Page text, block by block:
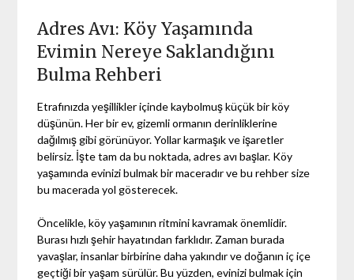
Adres Avı: Köy Yaşamında
Evimin Nereye Saklandığını
Bulma Rehberi
Etrafınızda yeşillikler içinde kaybolmuş küçük bir köy
düşünün. Her bir ev, gizemli ormanın derinliklerine
dağılmış gibi görünüyor. Yollar karmaşık ve işaretler
belirsiz. İşte tam da bu noktada, adres avı başlar. Köy
yaşamında evinizi bulmak bir maceradır ve bu rehber size
bu macerada yol gösterecek.
Öncelikle, köy yaşamının ritmini kavramak önemlidir.
Burası hızlı şehir hayatından farklıdır. Zaman burada
yavaşlar, insanlar birbirine daha yakındır ve doğanın iç içe
geçtiği bir yaşam sürülür. Bu yüzden, evinizi bulmak için